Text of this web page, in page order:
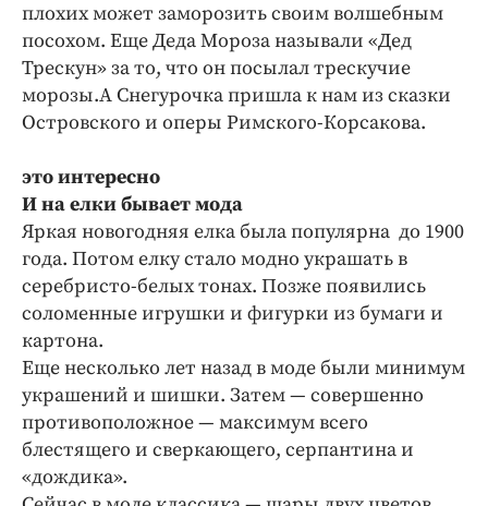
плохих может заморозить своим волшебным
посохом. Еще Деда Мороза называли «Дед
Трескун» за то, что он посылал трескучие
морозы.А Снегурочка пришла к нам из сказки
Островского и оперы Римского-Корсакова.
это интересно
И на елки бывает мода
Яркая новогодняя елка была популярна до 1900
года. Потом елку стало модно украшать в
серебристо-белых тонах. Позже появились
соломенные игрушки и фигурки из бумаги и
картона.
Еще несколько лет назад в моде были минимум
украшений и шишки. Затем — совершенно
противоположное — максимум всего
блестящего и сверкающего, серпантина и
«дождика».